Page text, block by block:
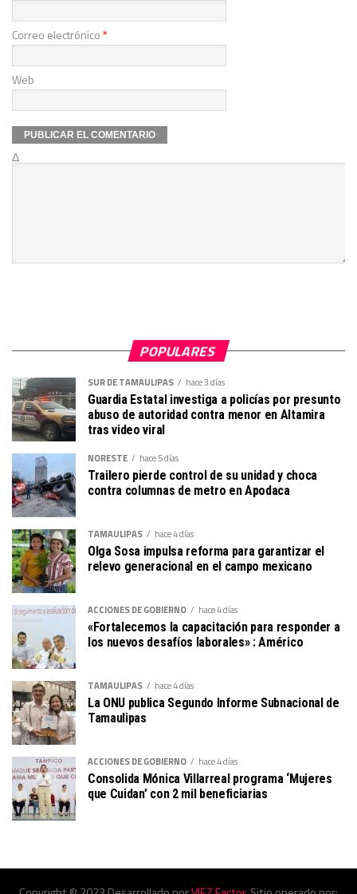
Correo electrónico*
Web
Δ
POPULARES
SUR DE TAMAULIPAS hace 3 días
Guardia Estatal investiga a policías por presunto
abuso de autoridad contra menor en Altamira
tras video viral
NORESTE hace 5 días
Trailero pierde control de su unidad y choca
contra columnas de metro en Apodaca
TAMAULIPAS hace 4 días
Olga Sosa impulsa reforma para garantizar el
relevo generacional en el campo mexicano
ACCIONES DE GOBIERNO hace 4 días
«Fortalecemos la capacitación para responder a
los nuevos desafíos laborales» : Américo
TAMAULIPAS hace 4 días
La ONU publica Segundo Informe Subnacional de
Tamaulipas
ACCIONES DE GOBIERNO hace 4 días
Consolida Mónica Villarreal programa ‘Mujeres
que Cuidan’ con 2 mil beneficiarias